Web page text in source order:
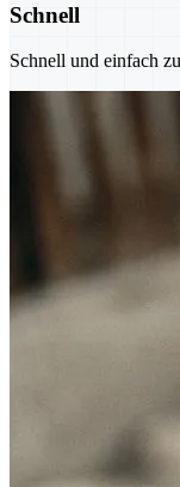
Schnell
Schnell und einfach